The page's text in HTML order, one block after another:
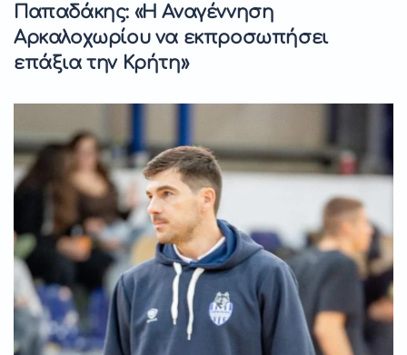
Παπαδάκης: «Η Αναγέννηση
Αρκαλοχωρίου να εκπροσωπήσει
επάξια την Κρήτη»